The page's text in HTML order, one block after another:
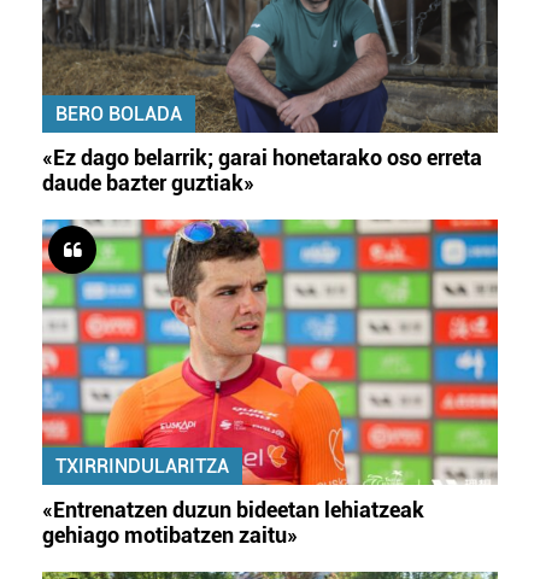
BERO BOLADA
«Ez dago belarrik; garai honetarako oso erreta
daude bazter guztiak»
TXIRRINDULARITZA
«Entrenatzen duzun bideetan lehiatzeak
gehiago motibatzen zaitu»